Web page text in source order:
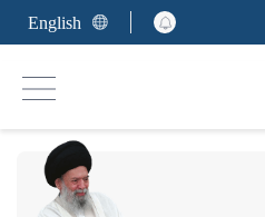
English